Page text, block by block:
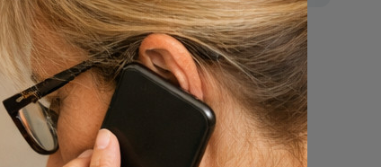
Nu
een uitvaart
regelen